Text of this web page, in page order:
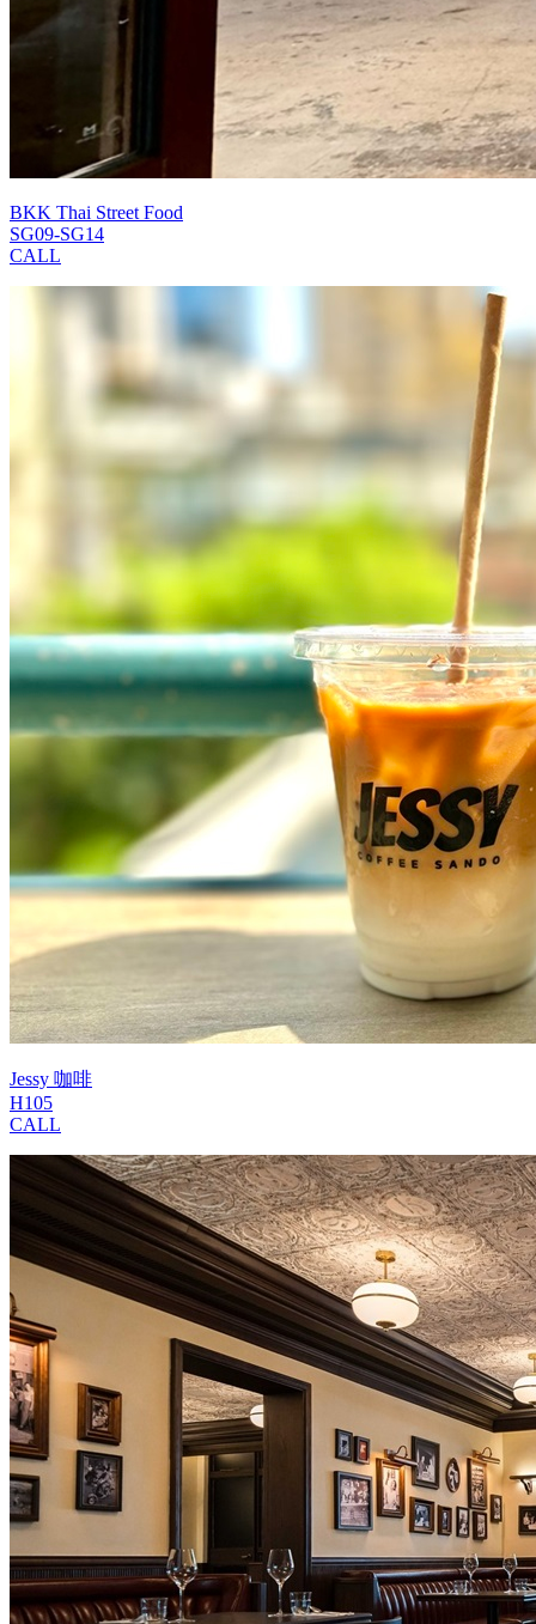
BKK Thai Street Food
SG09-SG14
CALL
Jessy 咖啡
H105
CALL